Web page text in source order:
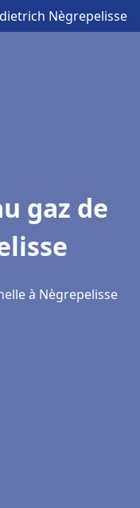
Nègrepelisse
gaz de
à Nègrepelisse